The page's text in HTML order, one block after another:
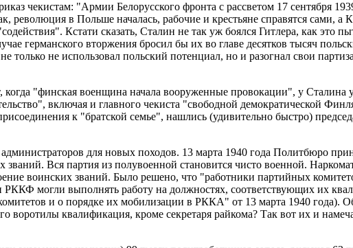
чекистам: "Армии Белорусского фронта с рассветом 17 сентября
революция в Польше началась, рабочие и крестьяне справятся сами,
Кстати сказать, Сталин не так уж боялся Гитлера, как это
германского вторжения бросил бы их во главе десятков тысяч
не использовал польский потенциал, но и разогнал свои
"финская военщина начала вооруженные провокации", у Сталина
включая и главного чекиста "свободной демократической
к "братской семье", нашлись (удивительно быстро)
для новых походов. 13 марта 1940 года Политбюро
Вся партия из полувоенной становится чисто военной.
воинских званий. Было решено, что "работники партийных
могли выполнять работу на должностях, соответствующих их
и о порядке их мобилизации в РККА" от 13 марта 1940 года).
квалификация, кроме секретаря райкома? Так вот их и